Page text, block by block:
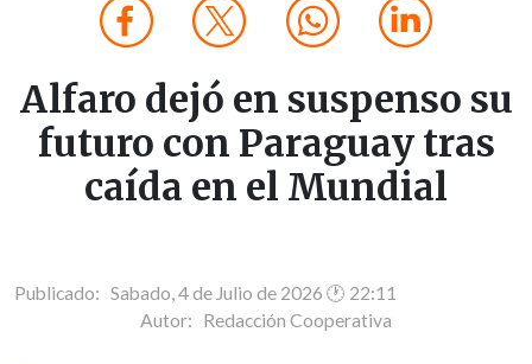
Alfaro dejó en suspenso su
futuro con Paraguay tras
caída en el Mundial
Publicado: Sabado, 4 de Julio de 2026 🕐 22:11
Autor: Redacción Cooperativa